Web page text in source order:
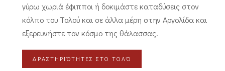
γύρω χωριά έφιπποι ή δοκιμάστε καταδύσεις στον
κόλπο του Τολού και σε άλλα μέρη στην Αργολίδα και
εξερευνήστε τον κόσμο της θάλασσας.
ΔΡΑΣΤΗΡΙΌΤΗΤΕΣ ΣΤΟ ΤΟΛΌ